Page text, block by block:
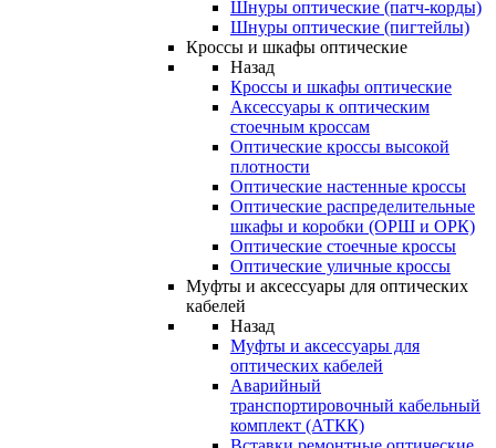
Шнуры оптические (патч-корды)
Шнуры оптические (пигтейлы)
Кроссы и шкафы оптические
Назад
Кроссы и шкафы оптические
Аксессуары к оптическим
стоечным кроссам
Оптические кроссы высокой
плотности
Оптические настенные кроссы
Оптические распределительные
шкафы и коробки (ОРШ и ОРК)
Оптические стоечные кроссы
Оптические уличные кроссы
Муфты и аксессуары для оптических
кабелей
Назад
Муфты и аксессуары для
оптических кабелей
Аварийный
транспортировочный кабельный
комплект (АТКК)